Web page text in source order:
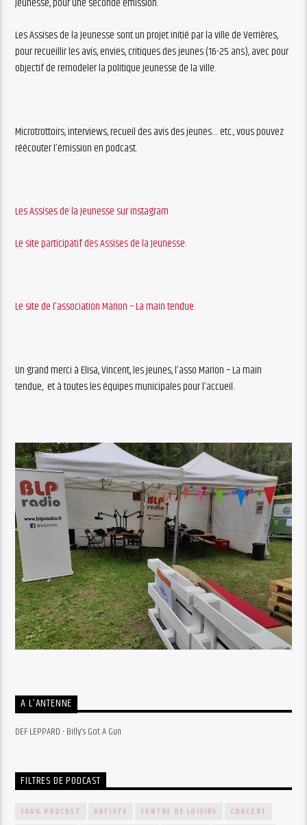
Les Assises de la Jeunesse sont un projet initié par la ville de Verrières,
pour recueillir les avis, envies, critiques des jeunes (16-25 ans), avec pour
objectif de remodeler la politique jeunesse de la ville.
Microtrottoirs, interviews, recueil des avis des jeunes… etc., vous pouvez
réécouter l’émission en podcast.
Les Assises de la Jeunesse sur Instagram
Le site participatif des Assises de la Jeunesse.
Le site de l’association Marion – La main tendue.
Un grand merci à Elisa, Vincent, les jeunes, l’asso Marion – La main
tendue, et à toutes les équipes municipales pour l’accueil.
A L’ANTENNE
DEF LEPPARD - Billy's Got A Gun
FILTRES DE PODCAST
100% PODCAST ARTISTE CENTRE DE LOISIRS CONCERT